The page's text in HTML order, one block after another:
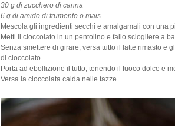
30 g di zucchero di canna
6 g di amido di frumento o mais
Mescola gli ingredienti secchi e amalgamali con una
Metti il cioccolato in un pentolino e fallo sciogliere a
Senza smettere di girare, versa tutto il latte rimasto e
di cioccolato.
Porta ad ebollizione il tutto, tenendo il fuoco dolce e
Versa la cioccolata calda nelle tazze.